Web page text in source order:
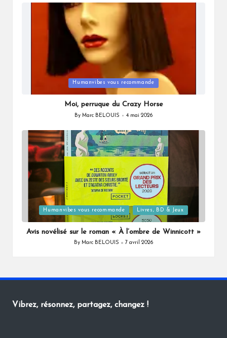
in
Humanvibes vous recommande
Moi, perruque du Crazy Horse
Posted
By Marc BELOUIS 4 mai 2026
Posted
in
Humanvibes vous recommande Livres, BD & Jeux
Avis novélisé sur le roman « À l’ombre de Winnicott »
Posted
By Marc BELOUIS 7 avril 2026
Vibrez, résonnez, partagez, changez !